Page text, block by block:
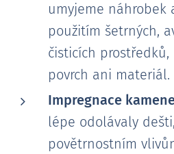
umyjeme náhrobek
použitím šetrných,
čisticích
povrch ani materiál.
Impregnace
lépe odolávaly
povětrnostním